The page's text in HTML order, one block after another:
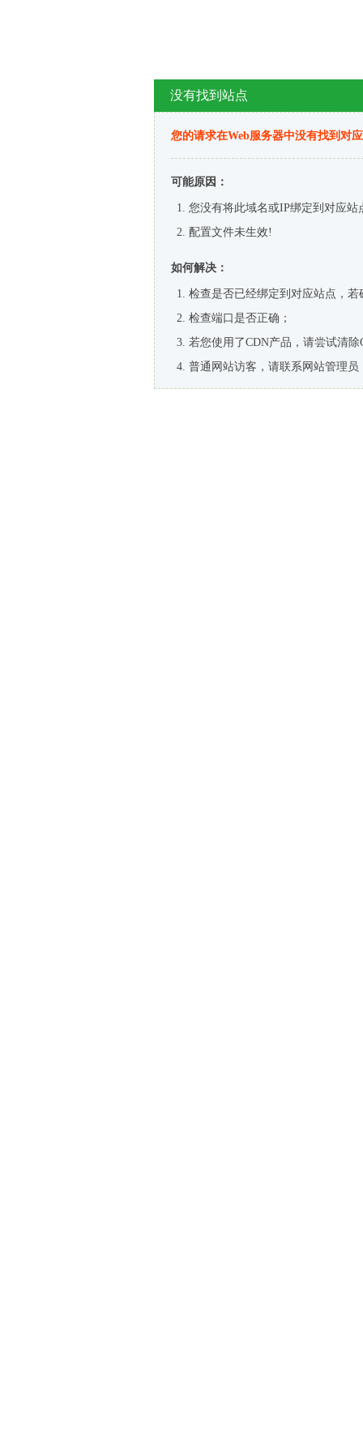
没有找到站点
您的请求在Web服务器中没有找到对
可能原因：
您没有将此域名或IP绑定到对应站
配置文件未生效!
如何解决：
检查是否已经绑定到对应站点，
检查端口是否正确；
若您使用了CDN产品，请尝试清除
普通网站访客，请联系网站管理员